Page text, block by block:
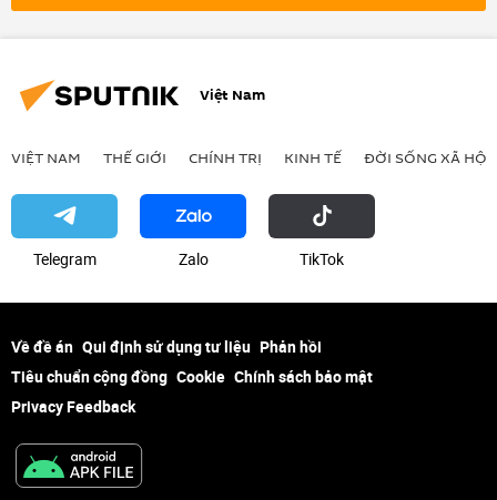
Tanzania
Việt Nam
VIỆT NAM THẾ GIỚI CHÍNH TRỊ KINH TẾ ĐỜI SỐNG XÃ HỘI
Telegram Zalo ТikТоk
Về đề án Qui định sử dụng tư liệu Phản hồi
Tiêu chuẩn cộng đồng Cookie Chính sách bảo mật
Privacy Feedback